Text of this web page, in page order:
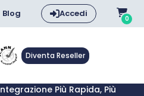
Blog Accedi 0
Diventa Reseller
Più Rapida, Più